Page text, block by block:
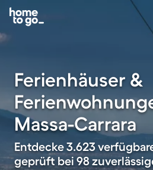
Ferienhäuser &
Massa-Carrara
Entdecke 3.623
geprüft bei 98